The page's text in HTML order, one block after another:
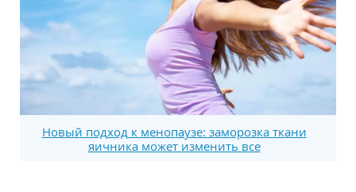
Новый подход к менопаузе: заморозка ткани
яичника может изменить все